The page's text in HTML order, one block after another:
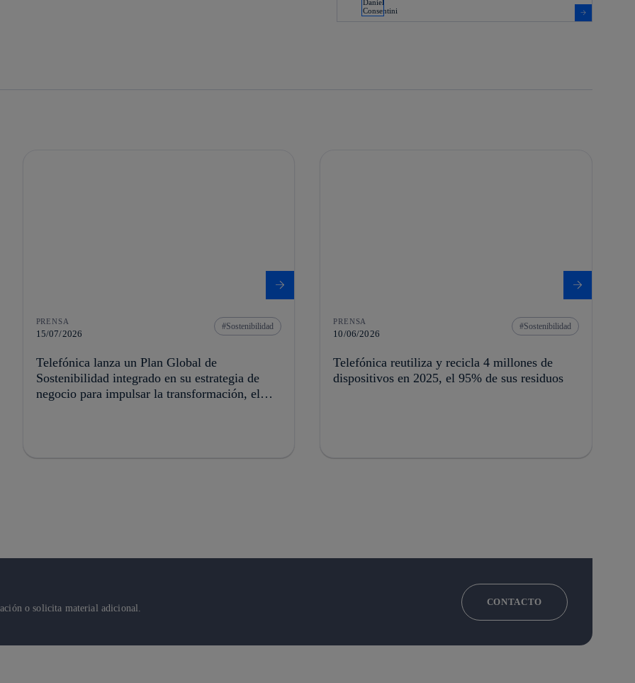
PRENSA
15/07/2026
Sostenibilidad
Telefónica lanza un Plan Global de
Sostenibilidad integrado en su estrategia de
negocio para impulsar la transformación, el
PRENSA
10/06/2026
Sostenibilidad
Telefónica reutiliza y recicla 4 millones de
dispositivos en 2025, el 95% de sus residuos
o solicita material adicional.
CONTACTO